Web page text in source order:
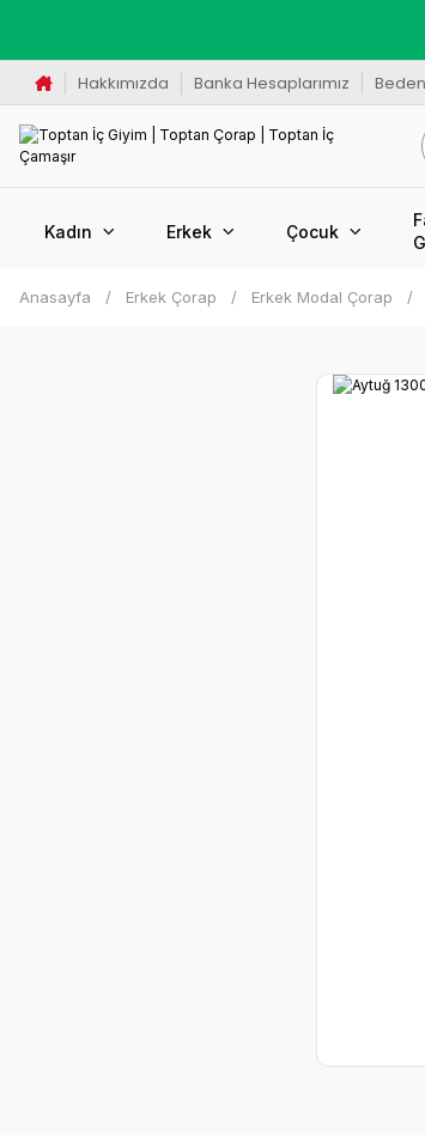
Hakkımızda Banka Hesaplarımız
Kadın Erkek Çocuk
Anasayfa Erkek Çorap Erkek Modal Çorap